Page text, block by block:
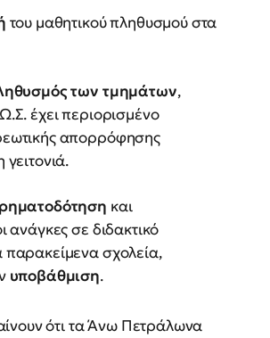
του μαθητικού πληθυσμού στα
των τμημάτων,
έχει περιορισμένο
απορρόφησης
και
ανάγκες σε διδακτικό
σχολεία,
υποβάθμιση.
ότι τα Άνω Πετράλωνα